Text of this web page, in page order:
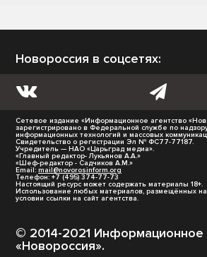
Новороссия в соцсетях:
Сетевое издание «Информационное агентство
зарегистрировано в Федеральной службе по
информационных технологий и массовых
Свидетельство о регистрации Эл № ФС77-77187.
Учредитель — НАО «Царьград медиа».
«Главный редактор- Лукьянов А.А.»
«Шеф-редактор - Садчиков А.М.»
Email: mail@novorosinform.org
Телефон: +7 (495) 374-77-73
Настоящий ресурс может содержать материалы 18+.
Использование любых материалов, размещённых
условии ссылки на сайт агентства.
© 2014-2021 Информационное
«Новороссия».